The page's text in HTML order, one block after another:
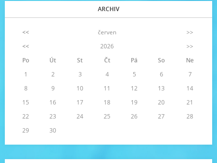
ARCHIV
<< červen
>>
<<
2026
>>
Po
Út St Čt Pá So
Ne
1
2 3 4 5 6
7
8
9 10 11 12 13
14
15
16 17 18 19 20
21
22
23 24 25 26 27
28
29
30